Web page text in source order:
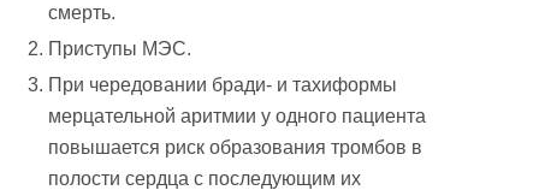
смерть.
Приступы МЭС.
При чередовании бради- и тахиформы
мерцательной аритмии у одного пациента
повышается риск образования тромбов в
полости сердца с последующим их